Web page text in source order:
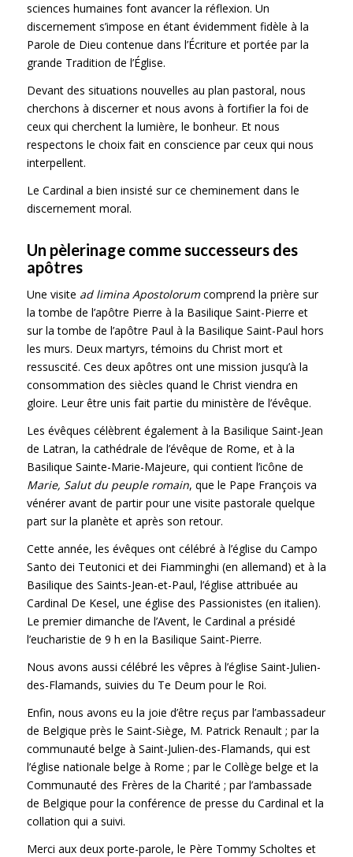
sciences humaines font avancer la réflexion. Un
discernement s’impose en étant évidemment fidèle à la
Parole de Dieu contenue dans l’Écriture et portée par la
grande Tradition de l’Église.
Devant des situations nouvelles au plan pastoral, nous
cherchons à discerner et nous avons à fortifier la foi de
ceux qui cherchent la lumière, le bonheur. Et nous
respectons le choix fait en conscience par ceux qui nous
interpellent.
Le Cardinal a bien insisté sur ce cheminement dans le
discernement moral.
Un pèlerinage comme successeurs des
apôtres
Une visite ad limina Apostolorumcomprend la prière sur
la tombe de l’apôtre Pierre à la Basilique Saint-Pierre et
sur la tombe de l’apôtre Paul à la Basilique Saint-Paul hors
les murs. Deux martyrs, témoins du Christ mort et
ressuscité. Ces deux apôtres ont une mission jusqu’à la
consommation des siècles quand le Christ viendra en
gloire. Leur être unis fait partie du ministère de l’évêque.
Les évêques célèbrent également à la Basilique Saint-Jean
de Latran, la cathédrale de l’évêque de Rome, et à la
Basilique Sainte-Marie-Majeure, qui contient l’icône de
Marie, Salut du peuple romain, que le Pape François va
vénérer avant de partir pour une visite pastorale quelque
part sur la planète et après son retour.
Cette année, les évêques ont célébré à l’église du Campo
Santo dei Teutonici et dei Fiamminghi (en allemand) et à la
Basilique des Saints-Jean-et-Paul, l’église attribuée au
Cardinal De Kesel, une église des Passionistes (en italien).
Le premier dimanche de l’Avent, le Cardinal a présidé
l’eucharistie de 9 h en la Basilique Saint-Pierre.
Nous avons aussi célébré les vêpres à l’église Saint-Julien-
des-Flamands, suivies du Te Deum pour le Roi.
Enfin, nous avons eu la joie d’être reçus par l’ambassadeur
de Belgique près le Saint-Siège, M. Patrick Renault ; par la
communauté belge à Saint-Julien-des-Flamands, qui est
l’église nationale belge à Rome ; par le Collège belge et la
Communauté des Frères de la Charité ; par l’ambassade
de Belgique pour la conférence de presse du Cardinal et la
collation qui a suivi.
Merci aux deux porte-parole, le Père Tommy Scholtes et